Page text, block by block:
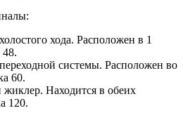
хода. Расположен в 1
системы. Расположен во
60.
Находится в обеих
120.